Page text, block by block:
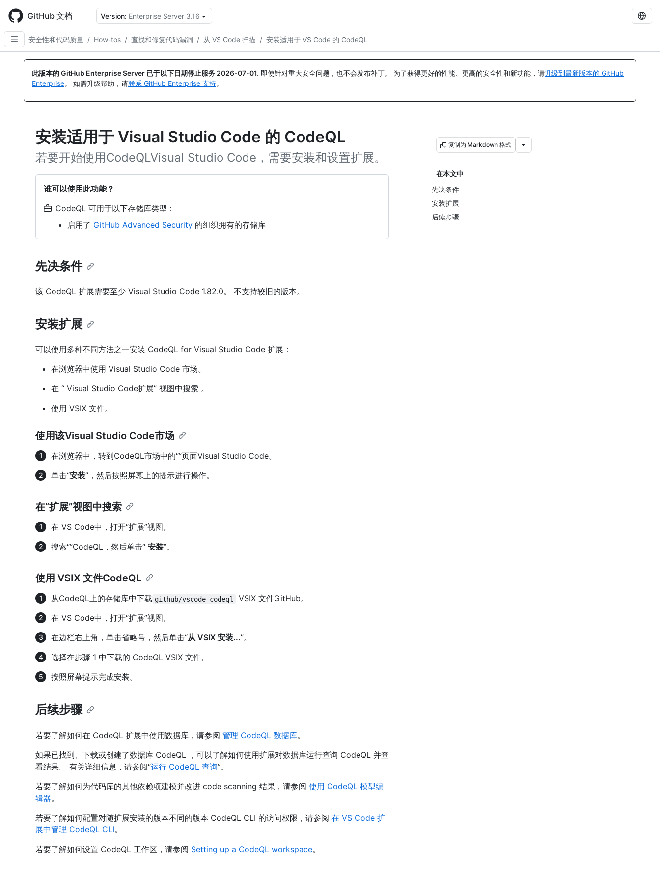
main
content
GitHub 文档 Version: Enterprise Server 3.16
安全性和代码质量 / How-tos / 查找和修复代码漏洞 / 从 VS Code 扫描 / 安装适用于 VS Code 的 CodeQL
此版本的 GitHub Enterprise Server 已于以下日期停止服务 2026-07-01. 即使针对重大安全问题，也不会发布补丁。 为了获得更好的性能、更高的安全性和新功能，请升级到最新版本的 GitHub
Enterprise。 如需升级帮助，请联系 GitHub Enterprise 支持。
安装适用于 Visual Studio Code 的 CodeQL
若要开始使用CodeQLVisual Studio Code，需要安装和设置扩展。
谁可以使用此功能？
CodeQL 可用于以下存储库类型：
启用了 GitHub Advanced Security 的组织拥有的存储库
复制为 Markdown 格式
在本文中
先决条件
安装扩展
后续步骤
先决条件
该 CodeQL 扩展需要至少 Visual Studio Code 1.82.0。 不支持较旧的版本。
安装扩展
可以使用多种不同方法之一安装 CodeQL for Visual Studio Code 扩展：
在浏览器中使用 Visual Studio Code 市场。
在 “ Visual Studio Code扩展” 视图中搜索 。
使用 VSIX 文件。
使用该Visual Studio Code市场
在浏览器中，转到CodeQL市场中的“”页面Visual Studio Code。
单击“安装”，然后按照屏幕上的提示进行操作。
在“扩展”视图中搜索
在 VS Code中，打开“扩展”视图。
搜索“”CodeQL，然后单击“ 安装”。
使用 VSIX 文件CodeQL
从CodeQL上的存储库中下载 github/vscode-codeql
VSIX 文件GitHub。
在 VS Code中，打开“扩展”视图。
在边栏右上角，单击省略号，然后单击“从 VSIX 安装...”。
选择在步骤 1 中下载的 CodeQL VSIX 文件。
按照屏幕提示完成安装。
后续步骤
若要了解如何在 CodeQL 扩展中使用数据库，请参阅 管理 CodeQL 数据库。
如果已找到、下载或创建了数据库 CodeQL ，可以了解如何使用扩展对数据库运行查询 CodeQL 并查
看结果。 有关详细信息，请参阅“运行 CodeQL 查询”。
若要了解如何为代码库的其他依赖项建模并改进 code scanning 结果，请参阅 使用 CodeQL 模型编
辑器。
若要了解如何配置对随扩展安装的版本不同的版本 CodeQL CLI 的访问权限，请参阅 在 VS Code 扩
展中管理 CodeQL CLI。
若要了解如何设置 CodeQL 工作区，请参阅 Setting up a CodeQL workspace。